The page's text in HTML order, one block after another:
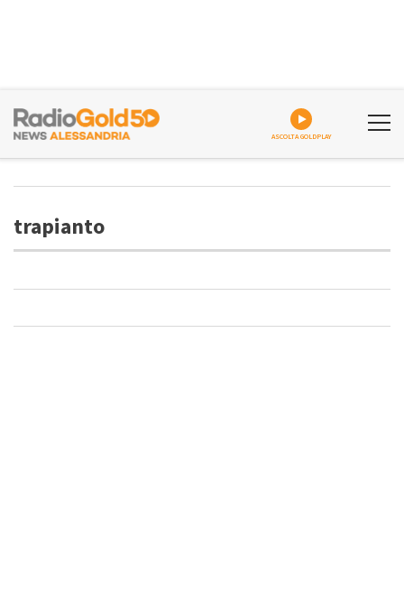
ASCOLTA GOLDPLAY
trapianto